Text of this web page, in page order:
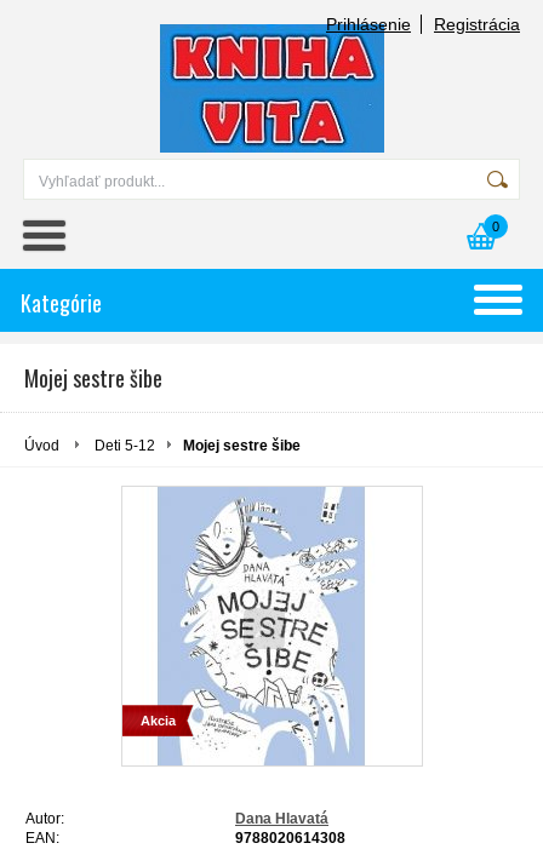
Prihlásenie Registrácia
0
Kategórie
Mojej sestre šibe
Úvod Deti 5-12 Mojej sestre šibe
Akcia
Autor:
Dana Hlavatá
EAN:
9788020614308